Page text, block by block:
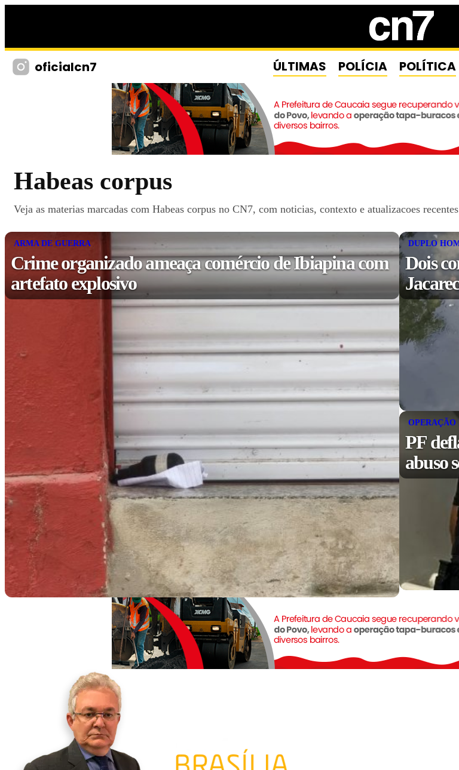
oficialcn7 ÚLTIMAS POLÍCIA POLÍTICA
Habeas corpus
Veja as materias marcadas com Habeas corpus no CN7, com noticias, contexto e atualizacoes
ARMA DE GUERRA
Crime organizado ameaça comércio de Ibiapina com
artefato explosivo
DUPLO
Dois
OPERAÇÃO
PF
abuso